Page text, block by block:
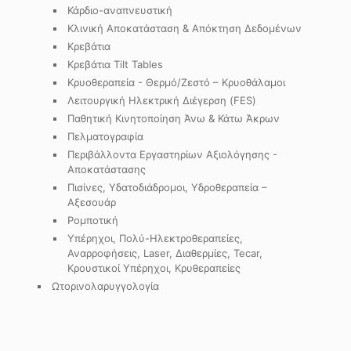
Κάρδιο-αναπνευστική
Κλινική Αποκατάσταση & Απόκτηση Δεδομένων
Κρεβάτια
Κρεβάτια Tilt Tables
Κρυοθεραπεία - Θερμό/Ζεστό – Κρυοθάλαμοι
Λειτουργική Ηλεκτρική Διέγερση (FES)
Παθητική Κινητοποίηση Άνω & Κάτω Άκρων
Πελματογραφία
Περιβάλλοντα Εργαστηρίων Αξιολόγησης -
Αποκατάστασης
Πισίνες, Υδατοδιάδρομοι, Υδροθεραπεία –
Αξεσουάρ
Ρομποτική
Υπέρηχοι, Πολύ-Ηλεκτροθεραπείες,
Αναρροφήσεις, Laser, Διαθερμίες, Tecar,
Κρουστικοί Υπέρηχοι, Κρυθεραπείες
Ωτορινολαρυγγολογία